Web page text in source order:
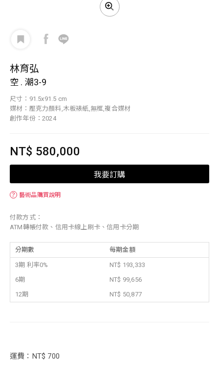
林育弘
空 . 潮3-9
尺寸：91.5x91.5 cm
媒材：壓克力顏料,木板裱紙,無框,複合媒材
創作年份：2024
NT$ 580,000
我要訂購
？ 藝術品購買說明
付款方式：
ATM轉帳付款、信用卡線上刷卡、信用卡分期
分期數 每期金額
3期 利率0%
NT$ 193,333
6期
NT$ 99,656
12期
NT$ 50,877
運費：NT$ 700